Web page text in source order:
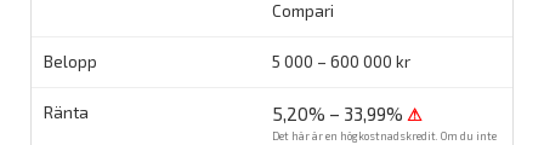
Compari
5 000 – 600 000 kr
5,20% – 33,99% ⚠
Det här är en högkostnadskredit. Om du inte